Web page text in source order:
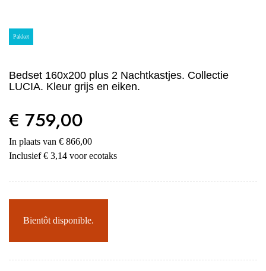
Pakket
Bedset 160x200 plus 2 Nachtkastjes. Collectie
LUCIA. Kleur grijs en eiken.
€ 759,00
In plaats van € 866,00
Inclusief € 3,14 voor ecotaks
Bientôt disponible.